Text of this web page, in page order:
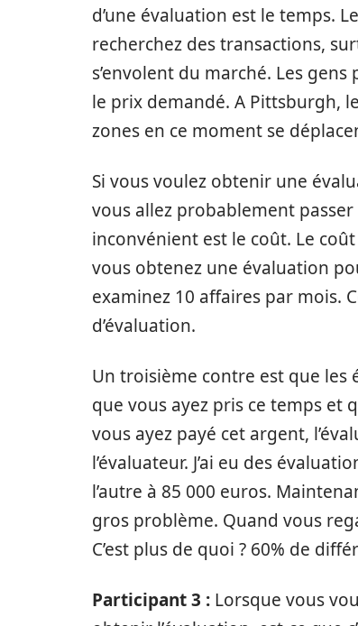
d’une évaluation est le temps.
recherchez des transactions,
s’envolent du marché. Les
le prix demandé. A Pittsburgh,
zones en ce moment se
Si vous voulez obtenir une
vous allez probablement passer
inconvénient est le coût. Le
vous obtenez une évaluation
examinez 10 affaires par mois.
d’évaluation.
Un troisième contre est que les
que vous ayez pris ce temps et
vous ayez payé cet argent,
l’évaluateur. J’ai eu des
l’autre à 85 000 euros.
gros problème. Quand vous
C’est plus de quoi ? 60% de
Participant 3 : Lorsque vous